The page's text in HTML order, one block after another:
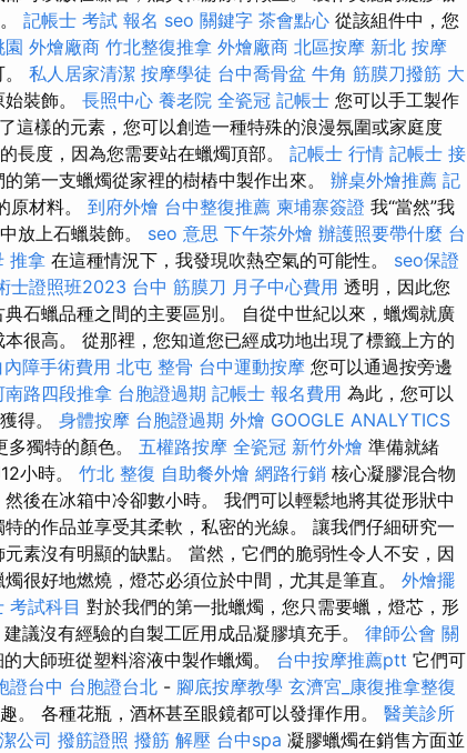
記帳士 考試 報名 seo 關鍵字 茶會點心 從該組件中，您
園 外燴廠商 竹北整復推拿 外燴廠商 北區按摩 新北 按摩
私人居家清潔 按摩學徒 台中喬骨盆 牛角 筋膜刀撥筋 大
裝飾。 長照中心 養老院 全瓷冠 記帳士 您可以手工製作
這樣的元素，您可以創造一種特殊的浪漫氛圍或家庭度
長度，因為您需要站在蠟燭頂部。 記帳士 行情 記帳士 接
第一支蠟燭從家裡的樹樁中製作出來。 辦桌外燴推薦 記
原材料。 到府外燴 台中整復推薦 柬埔寨簽證 我“當然”我
放上石蠟裝飾。 seo 意思 下午茶外燴 辦護照要帶什麼 台
推拿 在這種情況下，我發現吹熱空氣的可能性。 seo保證
士證照班2023 台中 筋膜刀 月子中心費用 透明，因此您
石蠟品種之間的主要區別。 自從中世紀以來，蠟燭就廣
很高。 從那裡，您知道您已經成功地出現了標籤上方的
內障手術費用 北屯 整骨 台中運動按摩 您可以通過按旁邊
南路四段推拿 台胞證過期 記帳士 報名費用 為此，您可以
得。 身體按摩 台胞證過期 外燴 GOOGLE ANALYTICS
獨特的顏色。 五權路按摩 全瓷冠 新竹外燴 準備就緒
小時。 竹北 整復 自助餐外燴 網路行銷 核心凝膠混合物
後在冰箱中冷卻數小時。 我們可以輕鬆地將其從形狀中
的作品並享受其柔軟，私密的光線。 讓我們仔細研究一
素沒有明顯的缺點。 當然，它們的脆弱性令人不安，因
很好地燃燒，燈芯必須位於中間，尤其是筆直。 外燴擺
考試科目 對於我們的第一批蠟燭，您只需要蠟，燈芯，形
建議沒有經驗的自製工匠用成品凝膠填充手。 律師公會 關
大師班從塑料溶液中製作蠟燭。 台中按摩推薦ptt 它們可
證台中 台胞證台北 - 腳底按摩教學 玄濟宮_康復推拿整復
。 各種花瓶，酒杯甚至眼鏡都可以發揮作用。 醫美診所
公司 撥筋證照 撥筋 解壓 台中spa 凝膠蠟燭在銷售方面並